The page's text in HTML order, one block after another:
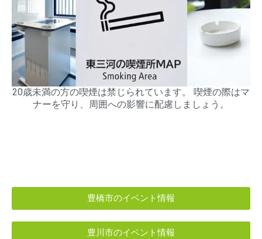
20歳未満の方の喫煙は禁じられています。 喫煙の際はマ
ナーを守り、周囲への影響に配慮しましょう。
豊橋市のイベント情報
豊川市のイベント情報